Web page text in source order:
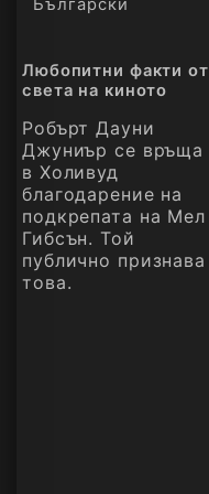
Български
Любопитни факти от
света на киното
Робърт Дауни
Джуниър се връща
в Холивуд
благодарение на
подкрепата на Мел
Гибсън. Той
публично признава
това.